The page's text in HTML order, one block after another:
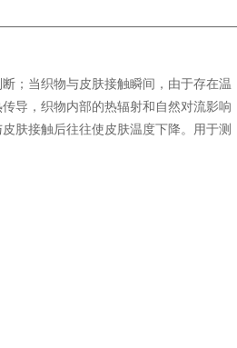
；当织物与皮肤接触瞬间，由于存在温
导，织物内部的热辐射和自然对流影响
肤接触后往往使皮肤温度下降。用于测